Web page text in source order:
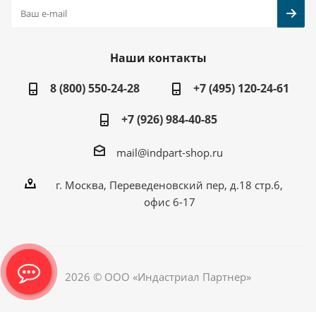
Наши контакты
8 (800) 550-24-28
+7 (495) 120-24-61
+7 (926) 984-40-85
mail@indpart-shop.ru
г. Москва, Переведеновский пер, д.18 стр.6,
офис 6-17
2026 © ООО «Индастриал Партнер»